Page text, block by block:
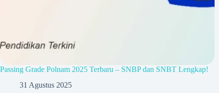
Passing Grade Polnam 2025 Terbaru – SNBP dan SNBT Lengkap!
31 Agustus 2025